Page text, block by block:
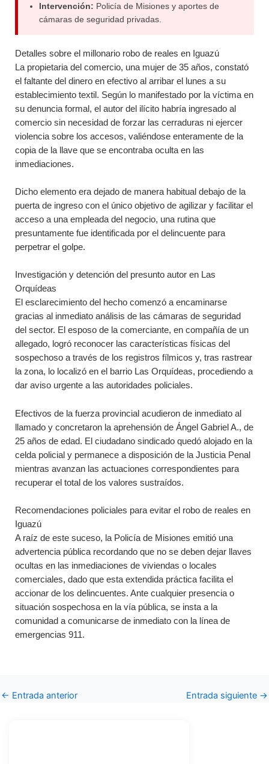
Intervención: Policía de Misiones y aportes de
cámaras de seguridad privadas.
Detalles sobre el millonario robo de reales en Iguazú
La propietaria del comercio, una mujer de 35 años, constató
el faltante del dinero en efectivo al arribar el lunes a su
establecimiento textil. Según lo manifestado por la víctima en
su denuncia formal, el autor del ilícito habría ingresado al
comercio sin necesidad de forzar las cerraduras ni ejercer
violencia sobre los accesos, valiéndose enteramente de la
copia de la llave que se encontraba oculta en las
inmediaciones.
Dicho elemento era dejado de manera habitual debajo de la
puerta de ingreso con el único objetivo de agilizar y facilitar el
acceso a una empleada del negocio, una rutina que
presuntamente fue identificada por el delincuente para
perpetrar el golpe.
Investigación y detención del presunto autor en Las
Orquídeas
El esclarecimiento del hecho comenzó a encaminarse
gracias al inmediato análisis de las cámaras de seguridad
del sector. El esposo de la comerciante, en compañía de un
allegado, logró reconocer las características físicas del
sospechoso a través de los registros fílmicos y, tras rastrear
la zona, lo localizó en el barrio Las Orquídeas, procediendo a
dar aviso urgente a las autoridades policiales.
Efectivos de la fuerza provincial acudieron de inmediato al
llamado y concretaron la aprehensión de Ángel Gabriel A., de
25 años de edad. El ciudadano sindicado quedó alojado en la
celda policial y permanece a disposición de la Justicia Penal
mientras avanzan las actuaciones correspondientes para
recuperar el total de los valores sustraídos.
Recomendaciones policiales para evitar el robo de reales en
Iguazú
A raíz de este suceso, la Policía de Misiones emitió una
advertencia pública recordando que no se deben dejar llaves
ocultas en las inmediaciones de viviendas o locales
comerciales, dado que esta extendida práctica facilita el
accionar de los delincuentes. Ante cualquier presencia o
situación sospechosa en la vía pública, se insta a la
comunidad a comunicarse de inmediato con la línea de
emergencias 911.
← Entrada anterior Entrada siguiente →